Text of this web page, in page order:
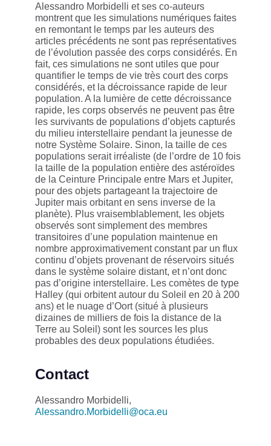
Alessandro Morbidelli et ses co-auteurs
montrent que les simulations numériques faites
en remontant le temps par les auteurs des
articles précédents ne sont pas représentatives
de l’évolution passée des corps considérés. En
fait, ces simulations ne sont utiles que pour
quantifier le temps de vie très court des corps
considérés, et la décroissance rapide de leur
population. A la lumière de cette décroissance
rapide, les corps observés ne peuvent pas être
les survivants de populations d’objets capturés
du milieu interstellaire pendant la jeunesse de
notre Système Solaire. Sinon, la taille de ces
populations serait irréaliste (de l’ordre de 10 fois
la taille de la population entière des astéroïdes
de la Ceinture Principale entre Mars et Jupiter,
pour des objets partageant la trajectoire de
Jupiter mais orbitant en sens inverse de la
planète). Plus vraisemblablement, les objets
observés sont simplement des membres
transitoires d’une population maintenue en
nombre approximativement constant par un flux
continu d’objets provenant de réservoirs situés
dans le système solaire distant, et n’ont donc
pas d’origine interstellaire. Les comètes de type
Halley (qui orbitent autour du Soleil en 20 à 200
ans) et le nuage d’Oort (situé à plusieurs
dizaines de milliers de fois la distance de la
Terre au Soleil) sont les sources les plus
probables des deux populations étudiées.
Contact
Alessandro Morbidelli,
Alessandro.Morbidelli@oca.eu